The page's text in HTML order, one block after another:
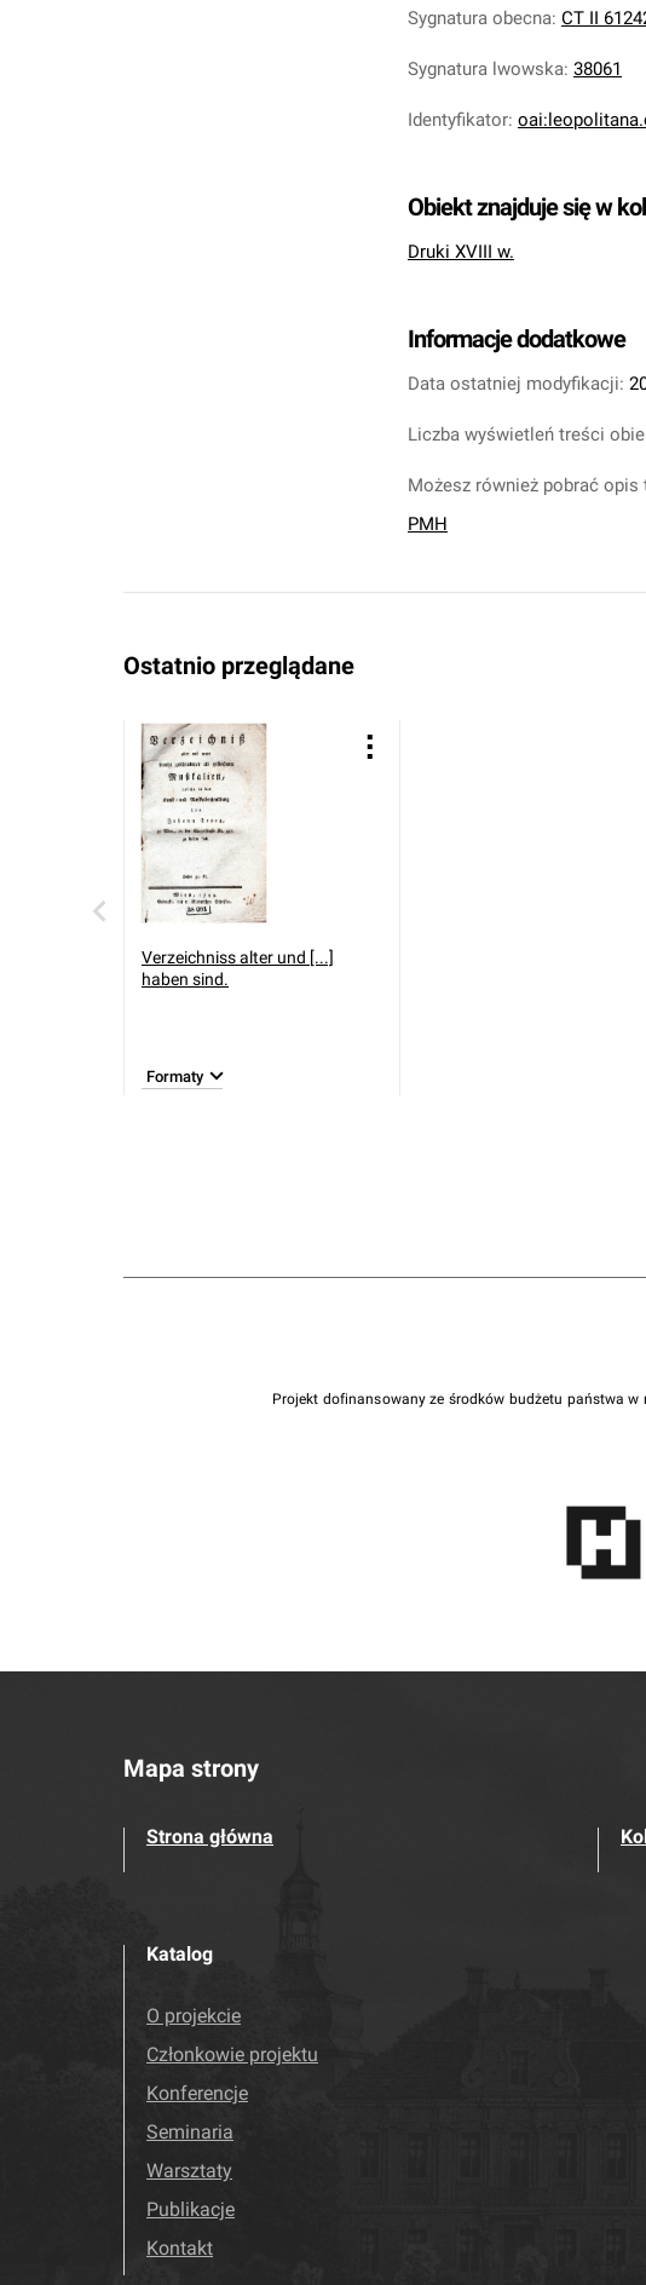
Sygnatura obecna: CT II
Sygnatura lwowska: 38061
Identyfikator:
Obiekt znajduje się w
Druki XVIII w.
Informacje dodatkowe
Data ostatniej modyfikacji:
Liczba wyświetleń treści
Możesz również pobrać
PMH
Ostatnio przeglądane
Verzeichniss alter und [...]
haben sind.
Formaty
Projekt dofinansowany ze środków budżetu państwa
Mapa strony
Strona główna
Katalog
O projekcie
Członkowie projektu
Konferencje
Seminaria
Warsztaty
Publikacje
Kontakt